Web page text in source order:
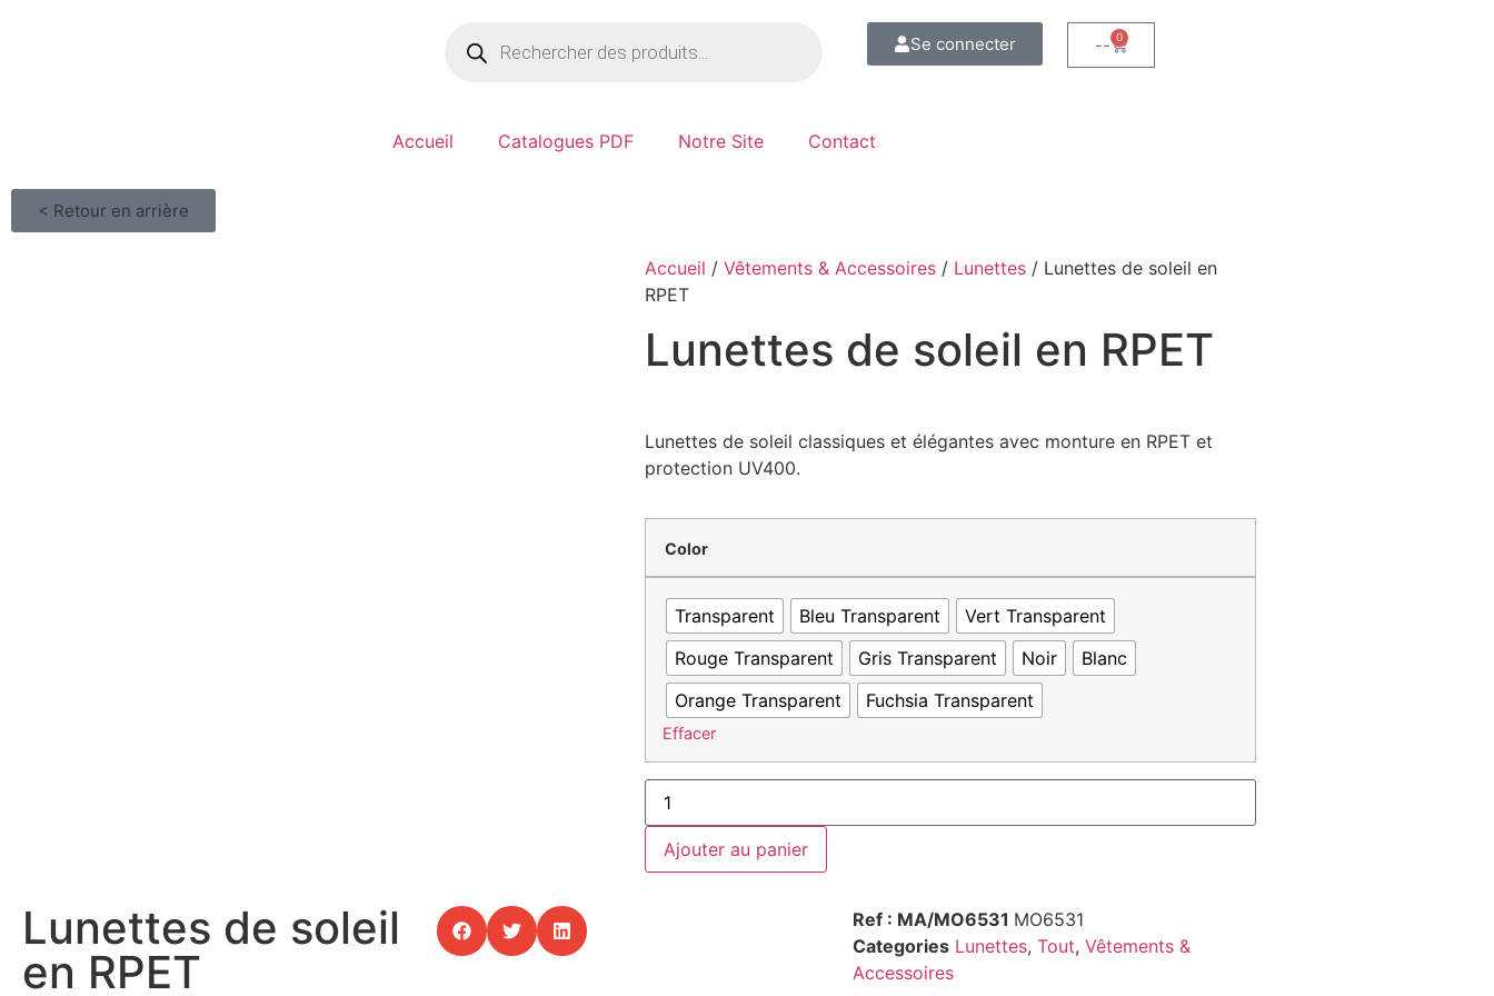
Se connecter -- 0
Accueil Catalogues PDF Notre Site Contact
< Retour en arrière
Accueil / Vêtements & Accessoires / Lunettes / Lunettes de soleil en
RPET
Lunettes de soleil en RPET
Lunettes de soleil classiques et élégantes avec monture en RPET et
protection UV400.
Color
Transparent Bleu Transparent
Vert Transparent
Rouge Transparent
Gris Transparent Noir
Blanc
Orange Transparent
Fuchsia Transparent
Effacer
Ajouter au panier
Lunettes de soleil
en RPET
Ref : MA/MO6531 MO6531
Categories Lunettes, Tout, Vêtements &
Accessoires